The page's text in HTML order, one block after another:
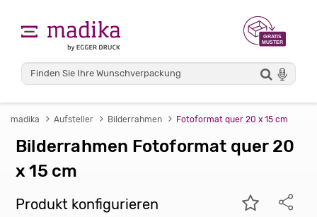
madika Aufsteller Bilderrahmen Fotoformat quer 20 x 15 cm
Bilderrahmen Fotoformat quer 20
x 15 cm
Produkt konfigurieren